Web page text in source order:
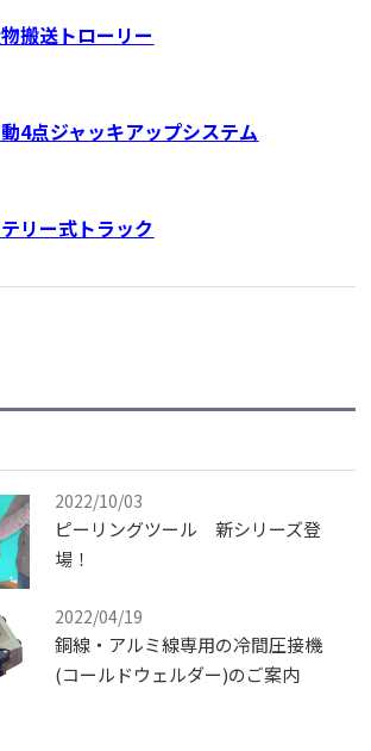
搬送トローリー
4点ジャッキアップシステム
リー式トラック
2022/10/03
ピーリングツール 新シリーズ登
場！
2022/04/19
銅線・アルミ線専用の冷間圧接機
(コールドウェルダー)のご案内